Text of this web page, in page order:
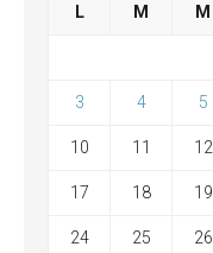
L M M
3 4 5
10 11 12
17 18 19
24 25 26